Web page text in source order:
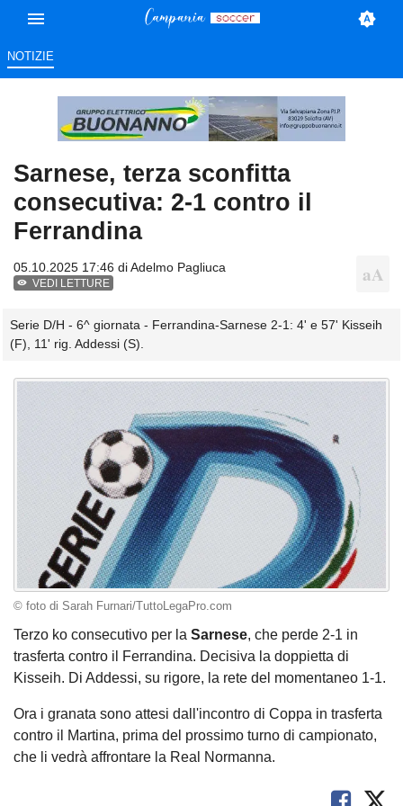
NOTIZIE
Sarnese, terza sconfitta
consecutiva: 2-1 contro il
Ferrandina
05.10.2025 17:46 diAdelmo Pagliuca
VEDI LETTURE
Serie D/H - 6^ giornata - Ferrandina-Sarnese 2-1: 4' e 57' Kisseih
(F), 11' rig. Addessi (S).
© foto di Sarah Furnari/TuttoLegaPro.com
Terzo ko consecutivo per la Sarnese, che perde 2-1 in
trasferta contro il Ferrandina. Decisiva la doppietta di
Kisseih. Di Addessi, su rigore, la rete del momentaneo 1-1.
Ora i granata sono attesi dall'incontro di Coppa in trasferta
contro il Martina, prima del prossimo turno di campionato,
che li vedrà affrontare la Real Normanna.